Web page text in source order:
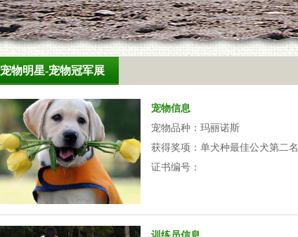
宠物明星-宠物冠军展
宠物信息
宠物品种： 玛丽诺斯
获得奖项： 单犬种最佳公犬第二名
证书编号：